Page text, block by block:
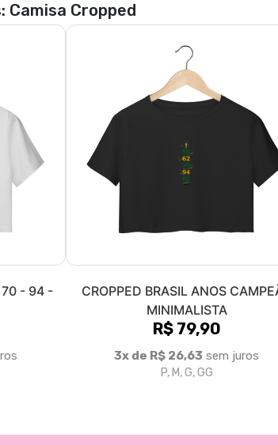
Camisa Cropped
70 - 94 -
CROPPED BRASIL ANOS
MINIMALISTA
R$ 79,90
3x de R$ 26,63 sem juros
P, M, G, GG